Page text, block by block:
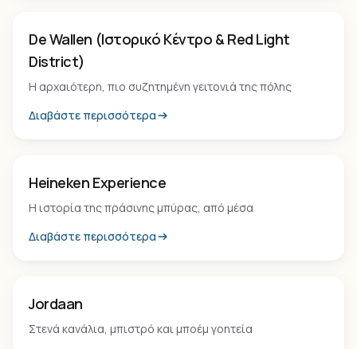
De Wallen (Ιστορικό Κέντρο & Red Light
District)
Η αρχαιότερη, πιο συζητημένη γειτονιά της πόλης
Διαβάστε περισσότερα
Heineken Experience
Η ιστορία της πράσινης μπύρας, από μέσα
Διαβάστε περισσότερα
Jordaan
Στενά κανάλια, μπιστρό και μποέμ γοητεία